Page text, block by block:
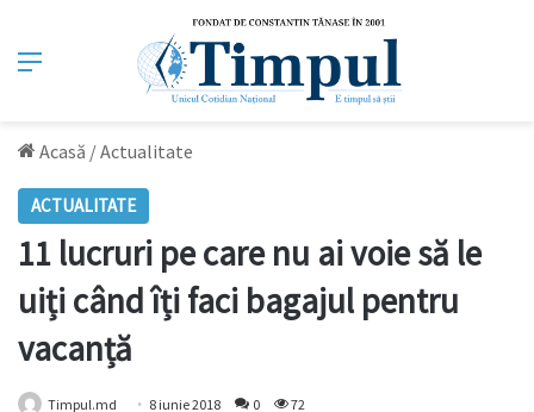
Meniu
Acasă /Actualitate
ACTUALITATE
11 lucruri pe care nu ai voie să le
uiți când îți faci bagajul pentru
vacanță
Timpul.md 8 iunie 2018 0 72